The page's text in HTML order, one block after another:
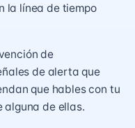
la línea de tiempo
de
de alerta que
que hables con tu
alguna de ellas.